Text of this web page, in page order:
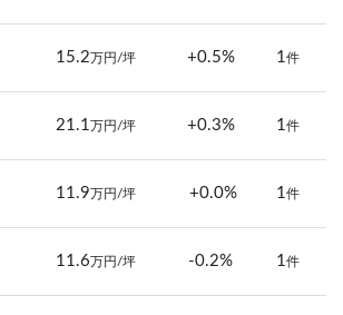
15.2 万円/坪 +0.5% 1件
21.1 万円/坪 +0.3% 1件
11.9 万円/坪 +0.0% 1件
11.6 万円/坪 -0.2% 1件